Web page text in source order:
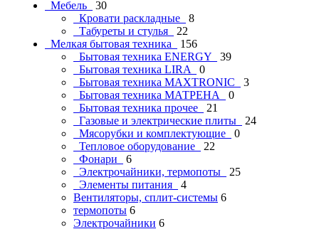
Мебель
30
Кровати раскладные
8
Табуреты и стулья
22
Мелкая бытовая техника
156
Бытовая техника ENERGY
39
Бытовая техника LIRA
0
Бытовая техника MAXTRONIC
3
Бытовая техника МАТРЕНА
0
Бытовая техника прочее
21
Газовые и электрические плиты
24
Мясорубки и комплектующие
0
Тепловое оборудование
22
Фонари
6
Электрочайники, термопоты
25
Элементы питания
4
Вентиляторы, сплит-системы 6
термопоты 6
Электрочайники 6